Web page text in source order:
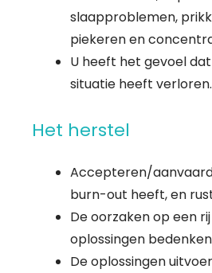
slaapproblemen,
piekeren en
U heeft het gevoel
situatie heeft verloren.
Het herstel
Accepteren/
burn-out heeft, en
De oorzaken op een
oplossingen bedenken
De oplossingen